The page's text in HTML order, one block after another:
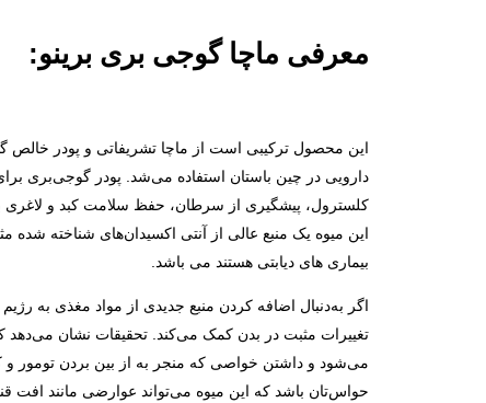
معرفی ماچا گوجی بری برینو:
این محصول ترکیبی است از ماچا تشریفاتی و پودر
دارویی در چین باستان استفاده می‌شد. پودر گوجی‌بری
کلسترول، پیشگیری از سرطان، حفظ سلامت کبد و لاغری
این میوه یک منبع عالی از آنتی اکسیدان‌های شناخته
بیماری های دیابتی هستند می باشد.
اگر به‌دنبال اضافه کردن منبع جدیدی از مواد مغذی به
تغییرات مثبت در بدن کمک می‌کند. تحقیقات نشان
می‌شود و داشتن خواصی که منجر به از بین بردن تومور و
حواس‌تان باشد که این میوه می‌تواند عوارضی مانند افت